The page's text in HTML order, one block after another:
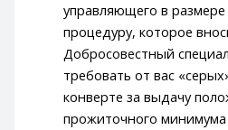
управляющего в
процедуру, которое
Добросовестный
требовать от вас
конверте за выдачу
прожиточного